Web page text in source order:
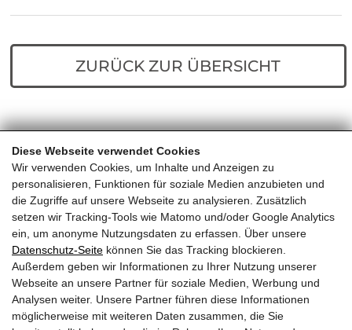
Diese Webseite verwendet Cookies
Wir verwenden Cookies, um Inhalte und Anzeigen zu
personalisieren, Funktionen für soziale Medien anzubieten und
die Zugriffe auf unsere Webseite zu analysieren. Zusätzlich
setzen wir Tracking-Tools wie Matomo und/oder Google Analytics
ein, um anonyme Nutzungsdaten zu erfassen. Über unsere
Datenschutz-Seite können Sie das Tracking blockieren.
Außerdem geben wir Informationen zu Ihrer Nutzung unserer
Webseite an unsere Partner für soziale Medien, Werbung und
Analysen weiter. Unsere Partner führen diese Informationen
möglicherweise mit weiteren Daten zusammen, die Sie
ZURÜCK ZUR ÜBERSICHT
Home Predigten Die Sterndeuter
EVANGELIKALE FREIKIRCHE
KITZBÜHEL
Almdorf 23, 6380 St. Johann in Tirol